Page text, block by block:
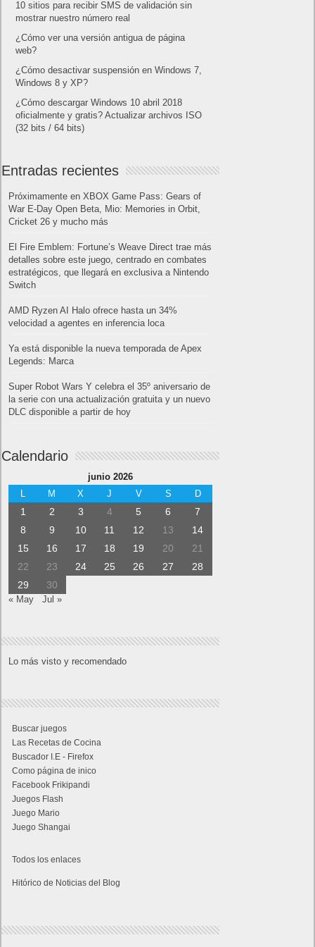
10 sitios para recibir SMS de validación sin
mostrar nuestro número real
¿Cómo ver una versión antigua de página
web?
¿Cómo desactivar suspensión en Windows 7,
Windows 8 y XP?
¿Cómo descargar Windows 10 abril 2018
oficialmente y gratis? Actualizar archivos ISO
(32 bits / 64 bits)
Entradas recientes
Próximamente en XBOX Game Pass: Gears of
War E-Day Open Beta, Mio: Memories in Orbit,
Cricket 26 y mucho más
El Fire Emblem: Fortune’s Weave Direct trae más
detalles sobre este juego, centrado en combates
estratégicos, que llegará en exclusiva a Nintendo
Switch
AMD Ryzen AI Halo ofrece hasta un 34%
velocidad a agentes en inferencia loca
Ya está disponible la nueva temporada de Apex
Legends: Marca
Super Robot Wars Y celebra el 35º aniversario de
la serie con una actualización gratuita y un nuevo
DLC disponible a partir de hoy
Calendario
junio 2026
M X J V S D
1 2 3 4 5 6
7
8
9 10 11 12 13
14
15
16 17 18 19 20
21
22
23 24 25 26 27
28
29
30
« May Jul »
Lo más visto y recomendado
Buscar juegos
Las Recetas de Cocina
Buscador I.E - Firefox
Como página de inico
Facebook Frikipandi
Juegos Flash
Juego Mario
Juego Shangai
Todos los enlaces
Hitórico de Noticias del Blog